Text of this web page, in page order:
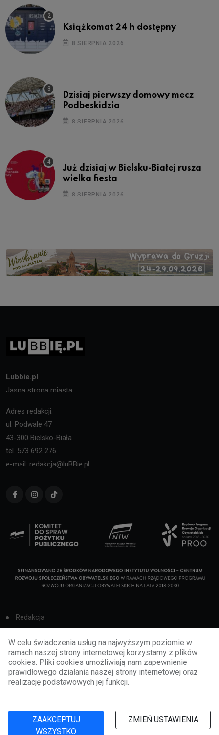
W celu świadczenia usług na najwyższym poziomie w
ramach naszej strony internetowej korzystamy z plików
cookies. Pliki cookies umożliwiają nam zapewnienie
prawidłowego działania naszej strony internetowej oraz
realizację podstawowych jej funkcji.
ZAAKCEPTUJ
WSZYSTKO
ZMIEŃ USTAWIENIA
Książkomat 24 h dostępny
8 SIERPNIA 2026
Dzisiaj pierwszy domowy mecz
Podbeskidzia
8 SIERPNIA 2026
Już dzisiaj w Bielsku-Białej rusza
wielka fiesta
8 SIERPNIA 2026
Lubbie.pl
Jasna strona miasta
Adres redakcji:
ul. Podwale 47
43-300 Bielsko-Biała
tel. 573 692 276
e-mail: redakcja@luBBie.pl
Redakcja
Cookies
Reklama
BBiletomania